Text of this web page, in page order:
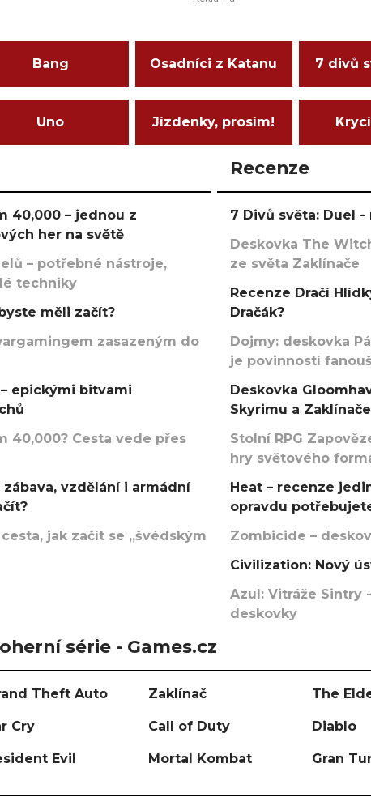
Bang Osadníci z Katanu 7 divů
Uno Jízdenky, prosím!
40,000 – jednou z
her na světě
– potřebné nástroje,
techniky
měli začít?
zasazeným do
epickými bitvami
40,000? Cesta vede přes
vzdělání i armádní
jak začít se „švédským
Recenze
7 Divů světa: Duel
Deskovka The
ze světa Zaklínače
Recenze Dračí
Dračák?
Dojmy: deskovka
je povinností
Deskovka
Skyrimu a Zaklínače
Stolní RPG
hry světového
Heat – recenze
opravdu
Zombicide –
Civilization: Nový
Azul: Vitráže Sintry
deskovky
série - Games.cz
Theft Auto Zaklínač The
Cry Call of Duty Diablo
Evil Mortal Kombat Gran